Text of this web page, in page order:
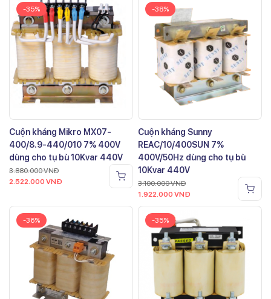
-35%
Cuộn kháng Mikro MX07-
400/8.9-440/010 7% 400V
dùng cho tụ bù 10Kvar 440V
3.880.000VNĐ
2.522.000 VNĐ
-38%
Cuộn kháng Sunny
REAC/10/400SUN 7%
400V/50Hz dùng cho tụ bù
10Kvar 440V
3.100.000VNĐ
1.922.000 VNĐ
-36% -35%